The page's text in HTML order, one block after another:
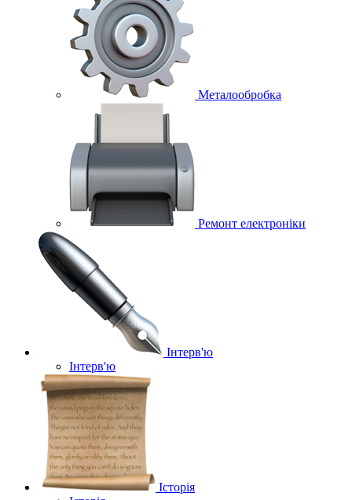
Металообробка
Ремонт електроніки
Інтерв'ю
Інтерв'ю
Історія